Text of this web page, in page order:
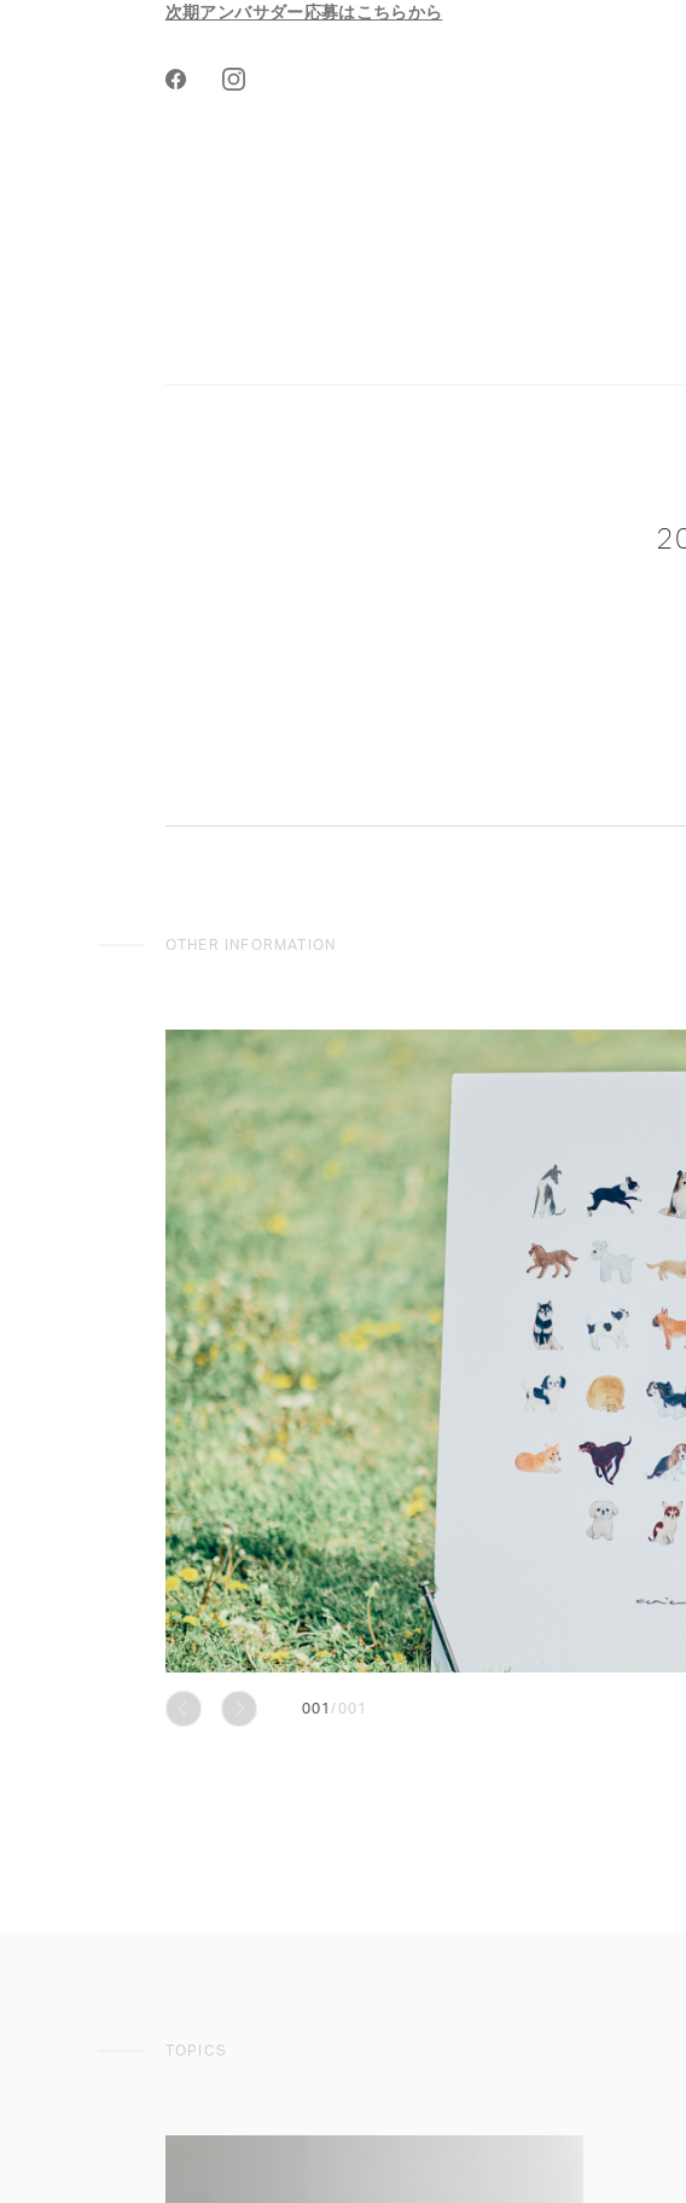
次期アンバサダー応募はこちらから
OTHER INFORMATION
前へ 次へ 001/001
TOPICS